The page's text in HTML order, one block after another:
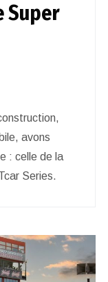
Super
avons
: celle de la
Series.